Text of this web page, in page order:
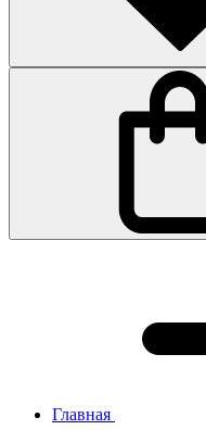
Главная